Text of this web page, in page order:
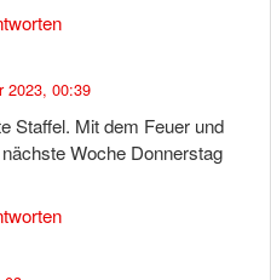
2023, 00:39
Staffel. Mit dem Feuer und
Woche Donnerstag